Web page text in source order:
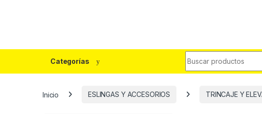
Categorías
Inicio ESLINGAS Y ACCESORIOS TRINCAJE Y